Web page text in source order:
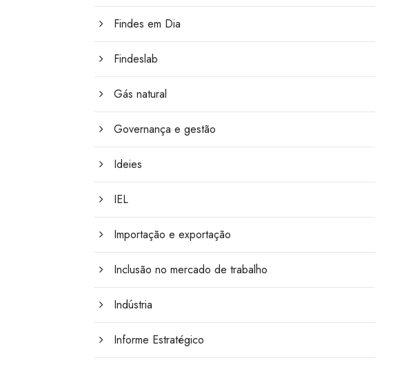
Findes em Dia
Findeslab
Gás natural
Governança e gestão
Ideies
IEL
Importação e exportação
Inclusão no mercado de trabalho
Indústria
Informe Estratégico